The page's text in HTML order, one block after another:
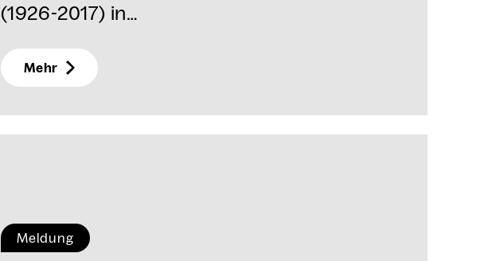
(1926-2017) in…
Mehr
Meldung